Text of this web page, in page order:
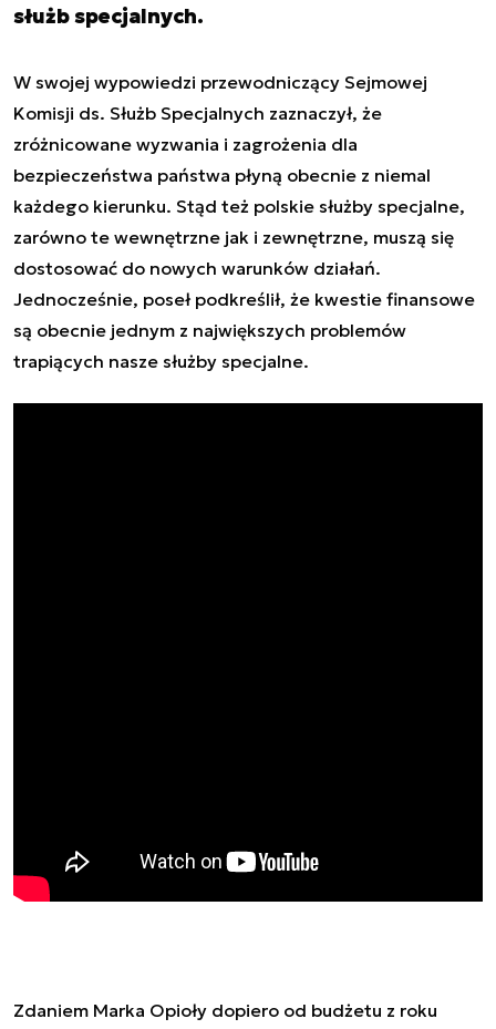
służb specjalnych.
W swojej wypowiedzi przewodniczący Sejmowej
Komisji ds. Służb Specjalnych zaznaczył, że
zróżnicowane wyzwania i zagrożenia dla
bezpieczeństwa państwa płyną obecnie z niemal
każdego kierunku. Stąd też polskie służby specjalne,
zarówno te wewnętrzne jak i zewnętrzne, muszą się
dostosować do nowych warunków działań.
Jednocześnie, poseł podkreślił, że kwestie finansowe
są obecnie jednym z największych problemów
trapiących nasze służby specjalne.
Zdaniem Marka Opioły dopiero od budżetu z roku